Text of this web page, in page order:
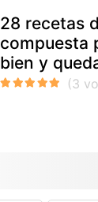
28 recetas
compuesta
bien y